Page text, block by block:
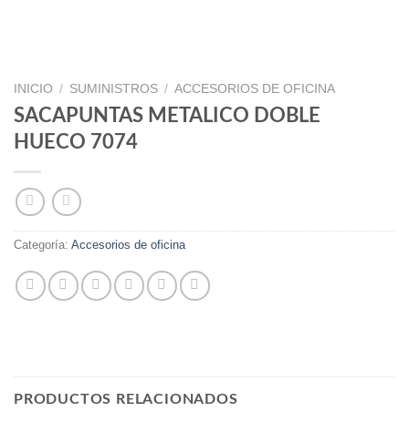
INICIO / SUMINISTROS / ACCESORIOS DE OFICINA
SACAPUNTAS METALICO DOBLE
HUECO 7074
Categoría: Accesorios de oficina
PRODUCTOS RELACIONADOS